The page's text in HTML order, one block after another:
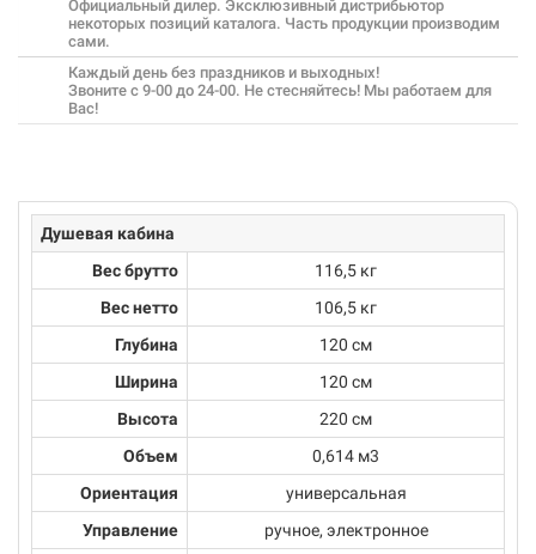
Официальный дилер. Эксклюзивный дистрибьютор
некоторых позиций каталога. Часть продукции производим
сами.
Каждый день без праздников и выходных!
Звоните с 9-00 до 24-00. Не стесняйтесь! Мы работаем для
Вас!
Душевая кабина
Вес брутто
116,5 кг
Вес нетто
106,5 кг
Глубина
120 см
Ширина
120 см
Высота
220 см
Объем
0,614 м3
Ориентация
универсальная
Управление
ручное, электронное